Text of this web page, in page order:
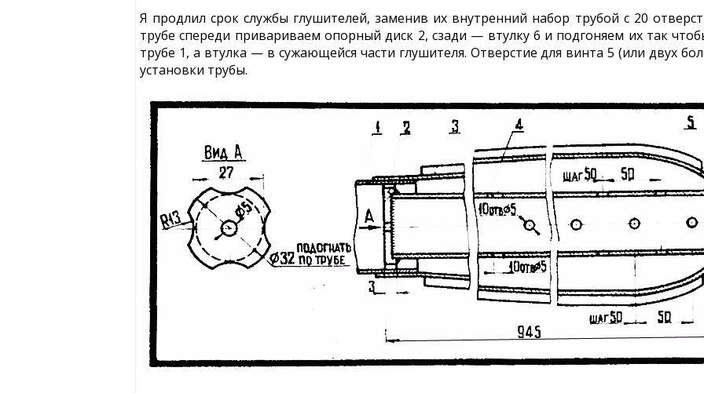
Я продлил срок службы глушителей, заменив их внутренний набор трубой с 20
трубе спереди привариваем опорный диск 2, сзади — втулку 6 и подгоняем их так
трубе 1, а втулка — в сужающейся части глушителя. Отверстие для винта 5 (или двух
установки трубы.